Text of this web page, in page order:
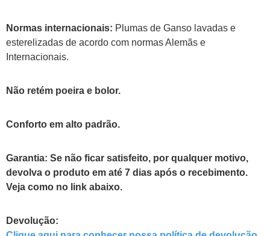
Normas internacionais: Plumas de Ganso lavadas e
esterelizadas de acordo com normas Alemãs e
Internacionais.
Não retém poeira e bolor.
Conforto em alto padrão.
Garantia: Se não ficar satisfeito, por qualquer motivo,
devolva o produto em até 7 dias após o recebimento.
Veja como no link abaixo.
Devolução: